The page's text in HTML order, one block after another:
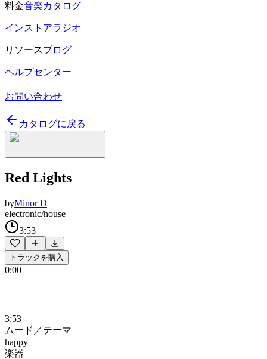
料金音楽カタログ
インストアラジオ
リソースブログ
ヘルプセンター
お問い合わせ
カタログに戻る
Red Lights
byMinor D
electronic/house
3:53
トラックを購入
0:00
3:53
ムード／テーマ
happy
楽器